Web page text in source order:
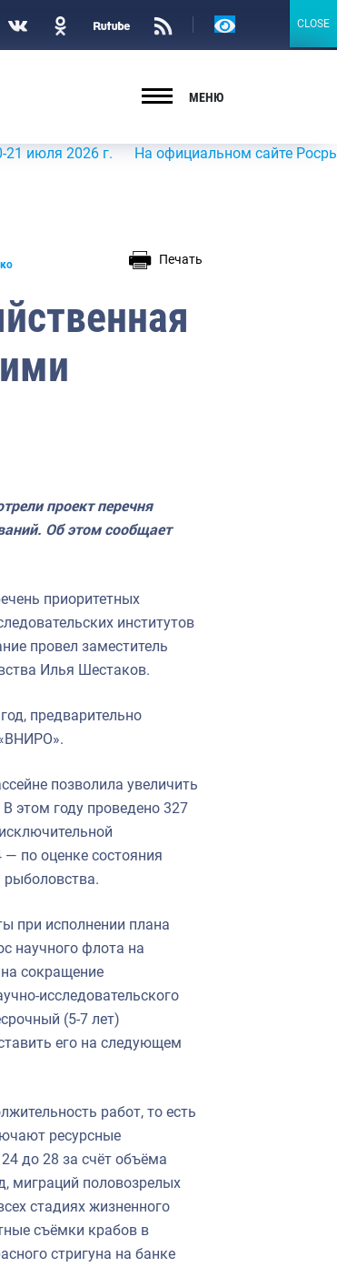
Версия
МЕНЮ
2026 г. На официальном сайте
Печать
проект перечня
Об этом сообщает
приоритетных
институтов
провел заместитель
Илья Шестаков.
предварительно
позволила увеличить
этом году проведено 327
по оценке состояния
рыболовства.
при исполнении плана
научного флота на
сокращение
исследовательского
(5-7 лет)
его на следующем
работ, то есть
ресурсные
до 28 за счёт объёма
миграций половозрелых
стадиях жизненного
съёмки крабов в
стригуна на банке
CLOSE
CLOSE